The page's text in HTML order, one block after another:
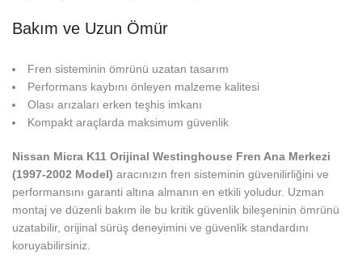
Bakım ve Uzun Ömür
Fren sisteminin ömrünü uzatan tasarım
Performans kaybını önleyen malzeme kalitesi
Olası arızaları erken teşhis imkanı
Kompakt araçlarda maksimum güvenlik
Nissan Micra K11 Orijinal Westinghouse Fren Ana Merkezi
(1997-2002 Model) aracınızın fren sisteminin güvenilirliğini ve
performansını garanti altına almanın en etkili yoludur. Uzman
montaj ve düzenli bakım ile bu kritik güvenlik bileşeninin ömrünü
uzatabilir, orijinal sürüş deneyimini ve güvenlik standardını
koruyabilirsiniz.